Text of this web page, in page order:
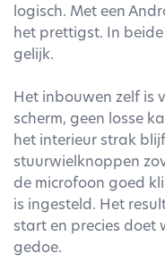
logisch. Met een
het prettigst. In
gelijk.
Het inbouwen zelf is
scherm, geen losse
het interieur strak
stuurwielknoppen
de microfoon goed
is ingesteld. Het
start en precies doet
gedoe.